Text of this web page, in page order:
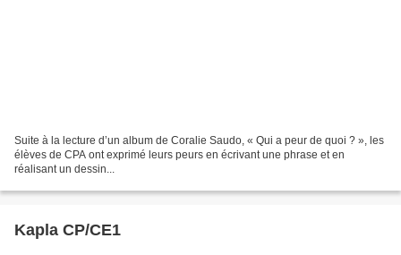
Suite à la lecture d’un album de Coralie Saudo, « Qui a peur de quoi ? », les
élèves de CPA ont exprimé leurs peurs en écrivant une phrase et en
réalisant un dessin...
Kapla CP/CE1